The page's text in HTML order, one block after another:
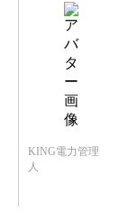
KING電力管理
人